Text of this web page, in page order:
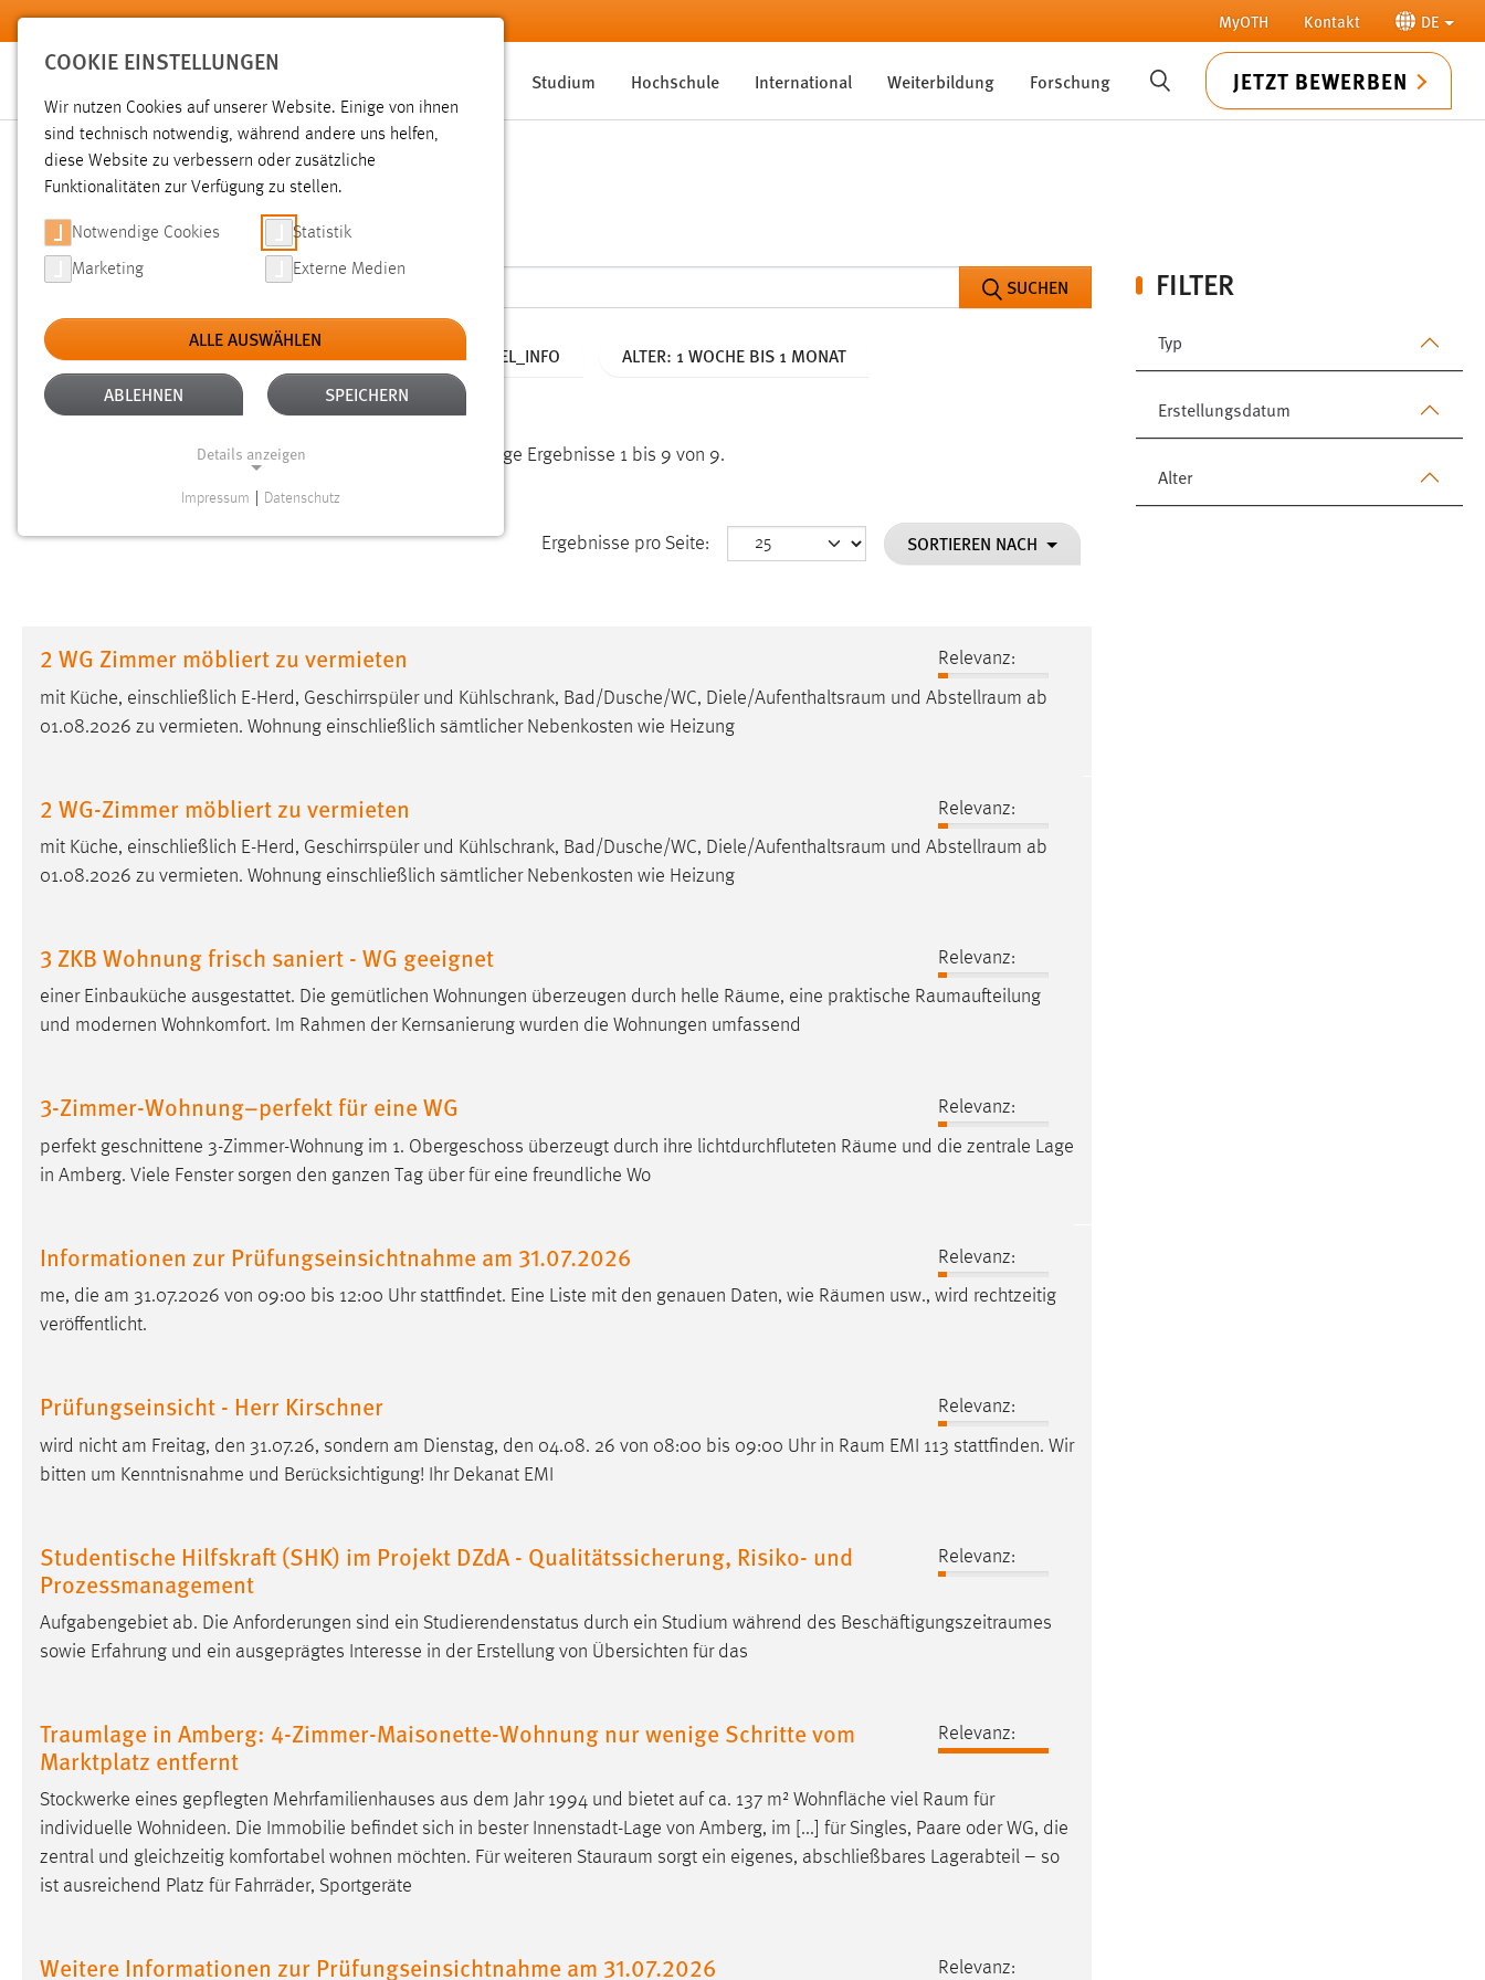
Zum Hauptinhalt springen MyOTH Kontakt DE
Studium Hochschule International Weiterbildung Forschung SUCHE JETZT BEWERBEN
SUCHE
FILTER
Typ
Erstellungsdatum
Alter
SUCHEN
Aktive Filter: TYP: TX_OTHAWORGANIZATION_DOMAIN_MODEL_INFO ALTER: 1 WOCHE BIS 1 MONAT
ALLE FILTER ENTFERNEN
Es wurden 9 Ergebnisse gefunden. Zeige Ergebnisse 1 bis 9 von 9.
Ergebnisse pro Seite: SORTIEREN NACH
2 WG Zimmer möbliert zu vermieten
Relevanz:
mit Küche, einschließlich E-Herd, Geschirrspüler und Kühlschrank, Bad/Dusche/WC, Diele/Aufenthaltsraum und Abstellraum ab
01.08.2026 zu vermieten. Wohnung einschließlich sämtlicher Nebenkosten wie Heizung
2 WG-Zimmer möbliert zu vermieten
Relevanz:
mit Küche, einschließlich E-Herd, Geschirrspüler und Kühlschrank, Bad/Dusche/WC, Diele/Aufenthaltsraum und Abstellraum ab
01.08.2026 zu vermieten. Wohnung einschließlich sämtlicher Nebenkosten wie Heizung
3 ZKB Wohnung frisch saniert - WG geeignet
Relevanz:
einer Einbauküche ausgestattet. Die gemütlichen Wohnungen überzeugen durch helle Räume, eine praktische Raumaufteilung
und modernen Wohnkomfort. Im Rahmen der Kernsanierung wurden die Wohnungen umfassend
3-Zimmer-Wohnung–perfekt für eine WG
Relevanz:
perfekt geschnittene 3-Zimmer-Wohnung im 1. Obergeschoss überzeugt durch ihre lichtdurchfluteten Räume und die zentrale Lage
in Amberg. Viele Fenster sorgen den ganzen Tag über für eine freundliche Wo
Informationen zur Prüfungseinsichtnahme am 31.07.2026
Relevanz:
me, die am 31.07.2026 von 09:00 bis 12:00 Uhr stattfindet. Eine Liste mit den genauen Daten, wie Räumen usw., wird rechtzeitig
veröffentlicht.
Prüfungseinsicht - Herr Kirschner
Relevanz:
wird nicht am Freitag, den 31.07.26, sondern am Dienstag, den 04.08. 26 von 08:00 bis 09:00 Uhr in Raum EMI 113 stattfinden. Wir
bitten um Kenntnisnahme und Berücksichtigung! Ihr Dekanat EMI
Studentische Hilfskraft (SHK) im Projekt DZdA - Qualitätssicherung, Risiko- und
Prozessmanagement
Relevanz:
Aufgabengebiet ab. Die Anforderungen sind ein Studierendenstatus durch ein Studium während des Beschäftigungszeitraumes
sowie Erfahrung und ein ausgeprägtes Interesse in der Erstellung von Übersichten für das
Traumlage in Amberg: 4-Zimmer-Maisonette-Wohnung nur wenige Schritte vom
Marktplatz entfernt
Relevanz:
Stockwerke eines gepflegten Mehrfamilienhauses aus dem Jahr 1994 und bietet auf ca. 137 m² Wohnfläche viel Raum für
individuelle Wohnideen. Die Immobilie befindet sich in bester Innenstadt-Lage von Amberg, im [...] für Singles, Paare oder WG, die
zentral und gleichzeitig komfortabel wohnen möchten. Für weiteren Stauraum sorgt ein eigenes, abschließbares Lagerabteil – so
ist ausreichend Platz für Fahrräder, Sportgeräte
Weitere Informationen zur Prüfungseinsichtnahme am 31.07.2026
Relevanz:
COOKIE EINSTELLUNGEN
Wir nutzen Cookies auf unserer Website. Einige von ihnen
sind technisch notwendig, während andere uns helfen,
diese Website zu verbessern oder zusätzliche
Funktionalitäten zur Verfügung zu stellen.
Notwendige Cookies Statistik
Marketing Externe Medien
ALLE AUSWÄHLEN
ABLEHNEN SPEICHERN
Details anzeigen
Einverständnis
Name: cookie_consent
Cookie Laufzeit:
Zweck:
Für performante Seitenauslieferung wird
in diesem Cookie gespeichert, ob man
eingeloggt ist.
Sprachpräferenz
Name: site-language-preference
Zweck:
Das Cookie speichert die gewählte
Cookie Laufzeit: 30 Tage
Chat
5e9dbeb1811c0446
Zweck:
Wird benötigt um die Chatfunktion
nutzen zu können.
Sitzungslaufzeit, mibew_locale = 3
Jahre, MIBEW_UserID = 1 Jahr
Login
Zweck:
Dieser Cookie ist notwendig um sich an
der Website einloggen zu können.
Cookie Laufzeit: 24 Stunden
STATISTIK
unsere Besucher unsere Website nutzen.
Impressum Datenschutz